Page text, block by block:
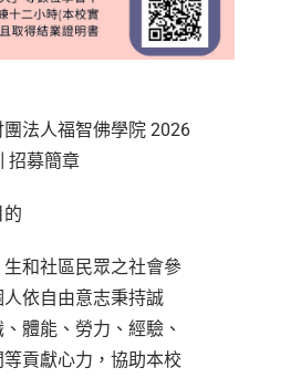
法人福智佛學院 2026
招募簡章
的
和社區民眾之社會參
依自由意志秉持誠
體能、勞力、經驗、
貢獻心力，協助本校